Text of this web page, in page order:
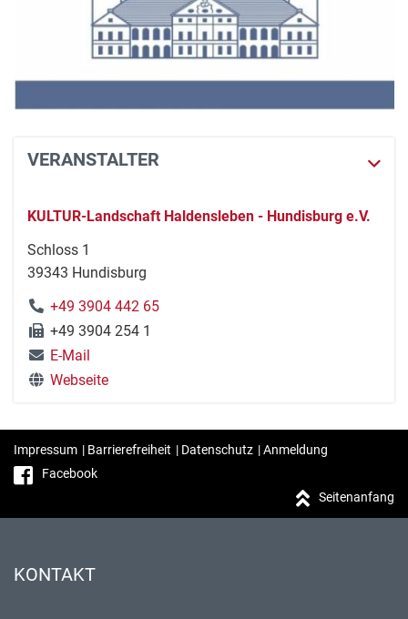
VERANSTALTER
KULTUR-Landschaft Haldensleben - Hundisburg e.V.
Schloss 1
39343 Hundisburg
+49 3904 442 65
+49 3904 254 1
E-Mail
Webseite
Impressum | Barrierefreiheit | Datenschutz |Anmeldung
Facebook
Seitenanfang
KONTAKT